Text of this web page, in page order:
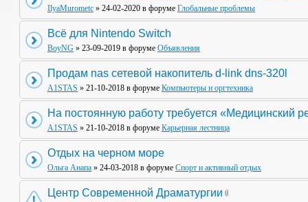
IlyaMurometc » 24-02-2020 в форуме Глобальные проблемы
Всё для Nintendo Switch
BoyNG » 23-09-2019 в форуме Объявления
Продам nas сетевой накопитель d-link dns-320l
A1STAS » 21-10-2018 в форуме Компьютеры и оргтехника
На постоянную работу требуется «Медицинский
A1STAS » 21-10-2018 в форуме Карьерная лестница
Отдых на черном море
Ольга Анапа » 24-03-2018 в форуме Спорт и активный отдых
Центр Современной Драматургии